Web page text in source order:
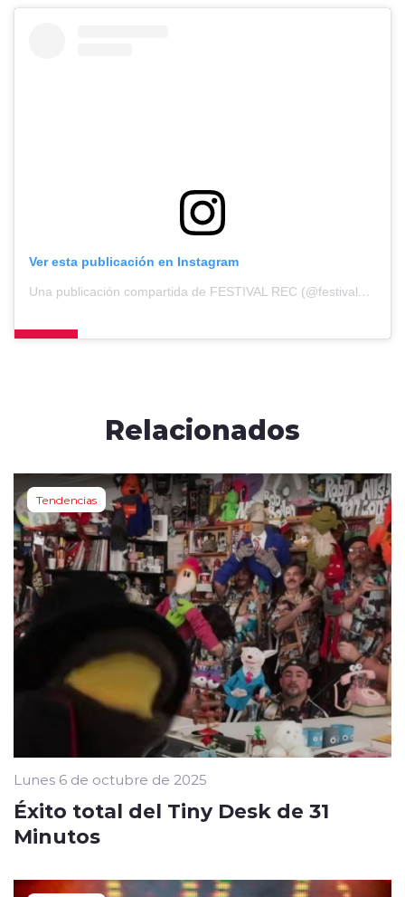
Ver esta publicación en Instagram
Una publicación compartida de FESTIVAL REC (@festival_rec)
Relacionados
Tendencias
Lunes 6 de octubre de 2025
Éxito total del Tiny Desk de 31
Minutos